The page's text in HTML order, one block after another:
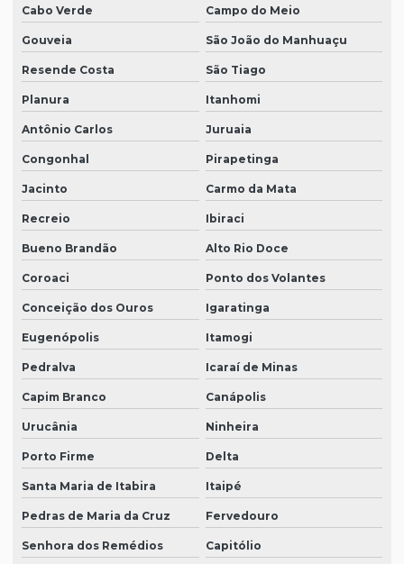
Cabo Verde Campo do Meio
Gouveia São João do Manhuaçu
Resende Costa São Tiago
Planura Itanhomi
Antônio Carlos Juruaia
Congonhal Pirapetinga
Jacinto Carmo da Mata
Recreio Ibiraci
Bueno Brandão Alto Rio Doce
Coroaci Ponto dos Volantes
Conceição dos Ouros Igaratinga
Eugenópolis Itamogi
Pedralva Icaraí de Minas
Capim Branco Canápolis
Urucânia Ninheira
Porto Firme Delta
Santa Maria de Itabira Itaipé
Pedras de Maria da Cruz Fervedouro
Senhora dos Remédios Capitólio